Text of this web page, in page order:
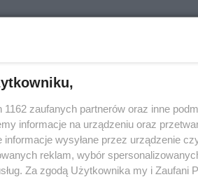
1162 zaufanych partnerów oraz inne
informacje na urządzeniu oraz
informacje wysyłane przez urządzenie
reklam, wybór
Za zgodą Użytkownika my i